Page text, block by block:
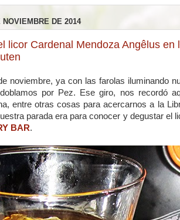
DE 2014
licor Cardenal Mendoza Angêlus
noviembre, ya con las farolas iluminando
por Pez. Ese giro, nos recordó
entre otras cosas para acercarnos a la
parada era para conocer y degustar el
BAR.